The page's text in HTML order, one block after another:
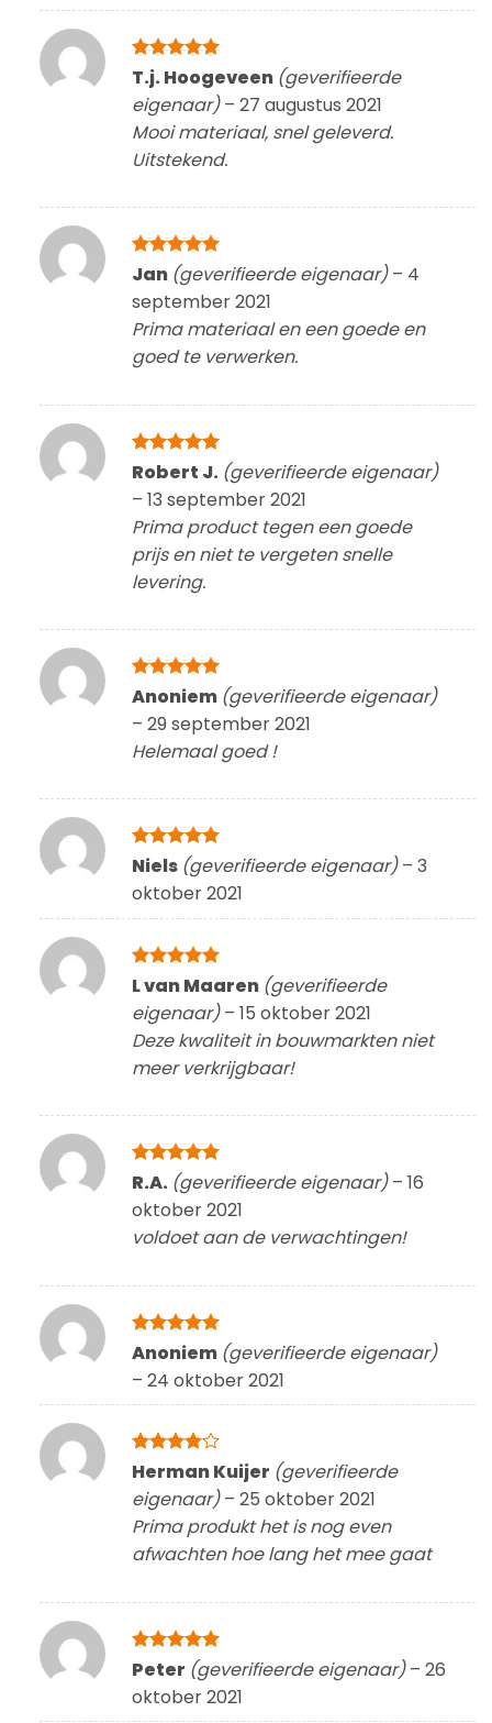
Gewaardeerd
uit 5
T.j. Hoogeveen (geverifieerde
eigenaar) – 27 augustus 2021
Mooi materiaal, snel geleverd.
Uitstekend.
Gewaardeerd
uit 5
Jan (geverifieerde eigenaar) – 4
september 2021
Prima materiaal en een goede en
goed te verwerken.
Gewaardeerd
Robert J. (geverifieerde eigenaar)
– 13 september 2021
Prima product tegen een goede
prijs en niet te vergeten snelle
levering.
Gewaardeerd
Anoniem (geverifieerde eigenaar)
– 29 september 2021
Helemaal goed !
Gewaardeerd
Niels (geverifieerde eigenaar) – 3
oktober 2021
Gewaardeerd
L van Maaren (geverifieerde
eigenaar) – 15 oktober 2021
Deze kwaliteit in bouwmarkten niet
meer verkrijgbaar!
Gewaardeerd
uit 5
R.A. (geverifieerde eigenaar) – 16
oktober 2021
voldoet aan de verwachtingen!
Gewaardeerd
Anoniem (geverifieerde eigenaar)
– 24 oktober 2021
Gewaardeerd
Herman Kuijer (geverifieerde
eigenaar) – 25 oktober 2021
Prima produkt het is nog even
afwachten hoe lang het mee gaat
Gewaardeerd
Peter (geverifieerde eigenaar) – 26
oktober 2021